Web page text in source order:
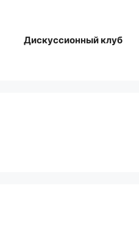
Дискуссионный клуб